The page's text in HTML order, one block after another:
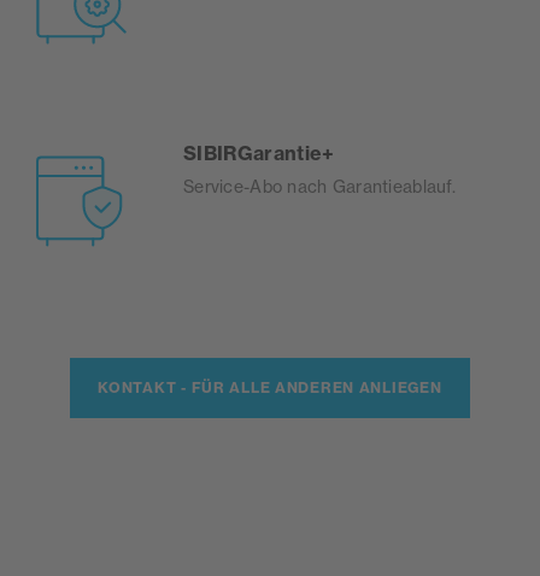
SIBIRGarantie+
Service-Abo nach Garantieablauf.
KONTAKT - FÜR ALLE ANDEREN ANLIEGEN